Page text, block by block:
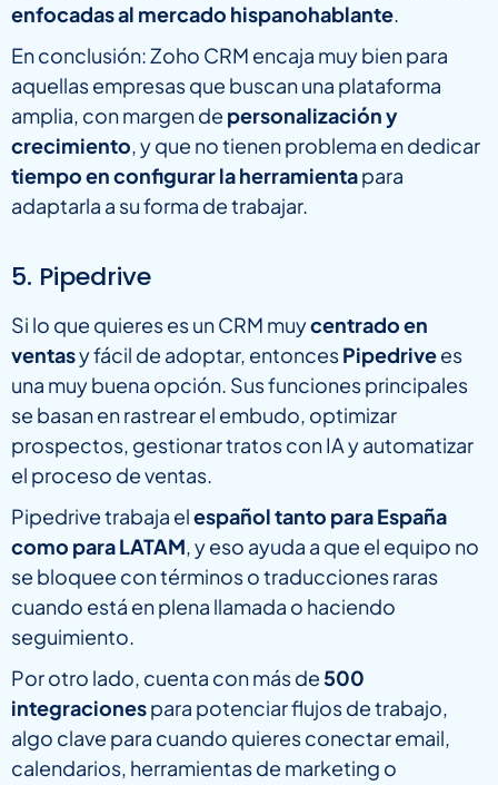
enfocadas al mercado hispanohablante.
En conclusión: Zoho CRM encaja muy bien para
aquellas empresas que buscan una plataforma
amplia, con margen de personalización y
crecimiento, y que no tienen problema en dedicar
tiempo en configurar la herramientapara
adaptarla a su forma de trabajar.
5. Pipedrive
Si lo que quieres es un CRM muycentrado en
ventasy fácil de adoptar, entoncesPipedrivees
una muy buena opción. Sus funciones principales
se basan en rastrear el embudo, optimizar
prospectos, gestionar tratos con IA y automatizar
el proceso de ventas.
Pipedrive trabaja elespañol tanto para España
como para LATAM, y eso ayuda a que el equipo no
se bloquee con términos o traducciones raras
cuando está en plena llamada o haciendo
seguimiento.
Por otro lado, cuenta con más de 500
integracionespara potenciar flujos de trabajo,
algo clave para cuando quieres conectar email,
calendarios, herramientas de marketing o